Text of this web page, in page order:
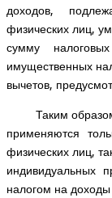
доходов,
физических лиц,
сумму
имущественных
вычетов,
Таким
применяются
физических лиц,
индивидуальных
налогом на доходы